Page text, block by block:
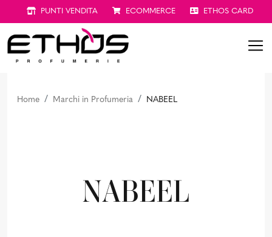
PUNTI VENDITA ECOMMERCE ETHOS CARD
Home Marchi in Profumeria NABEEL
NABEEL